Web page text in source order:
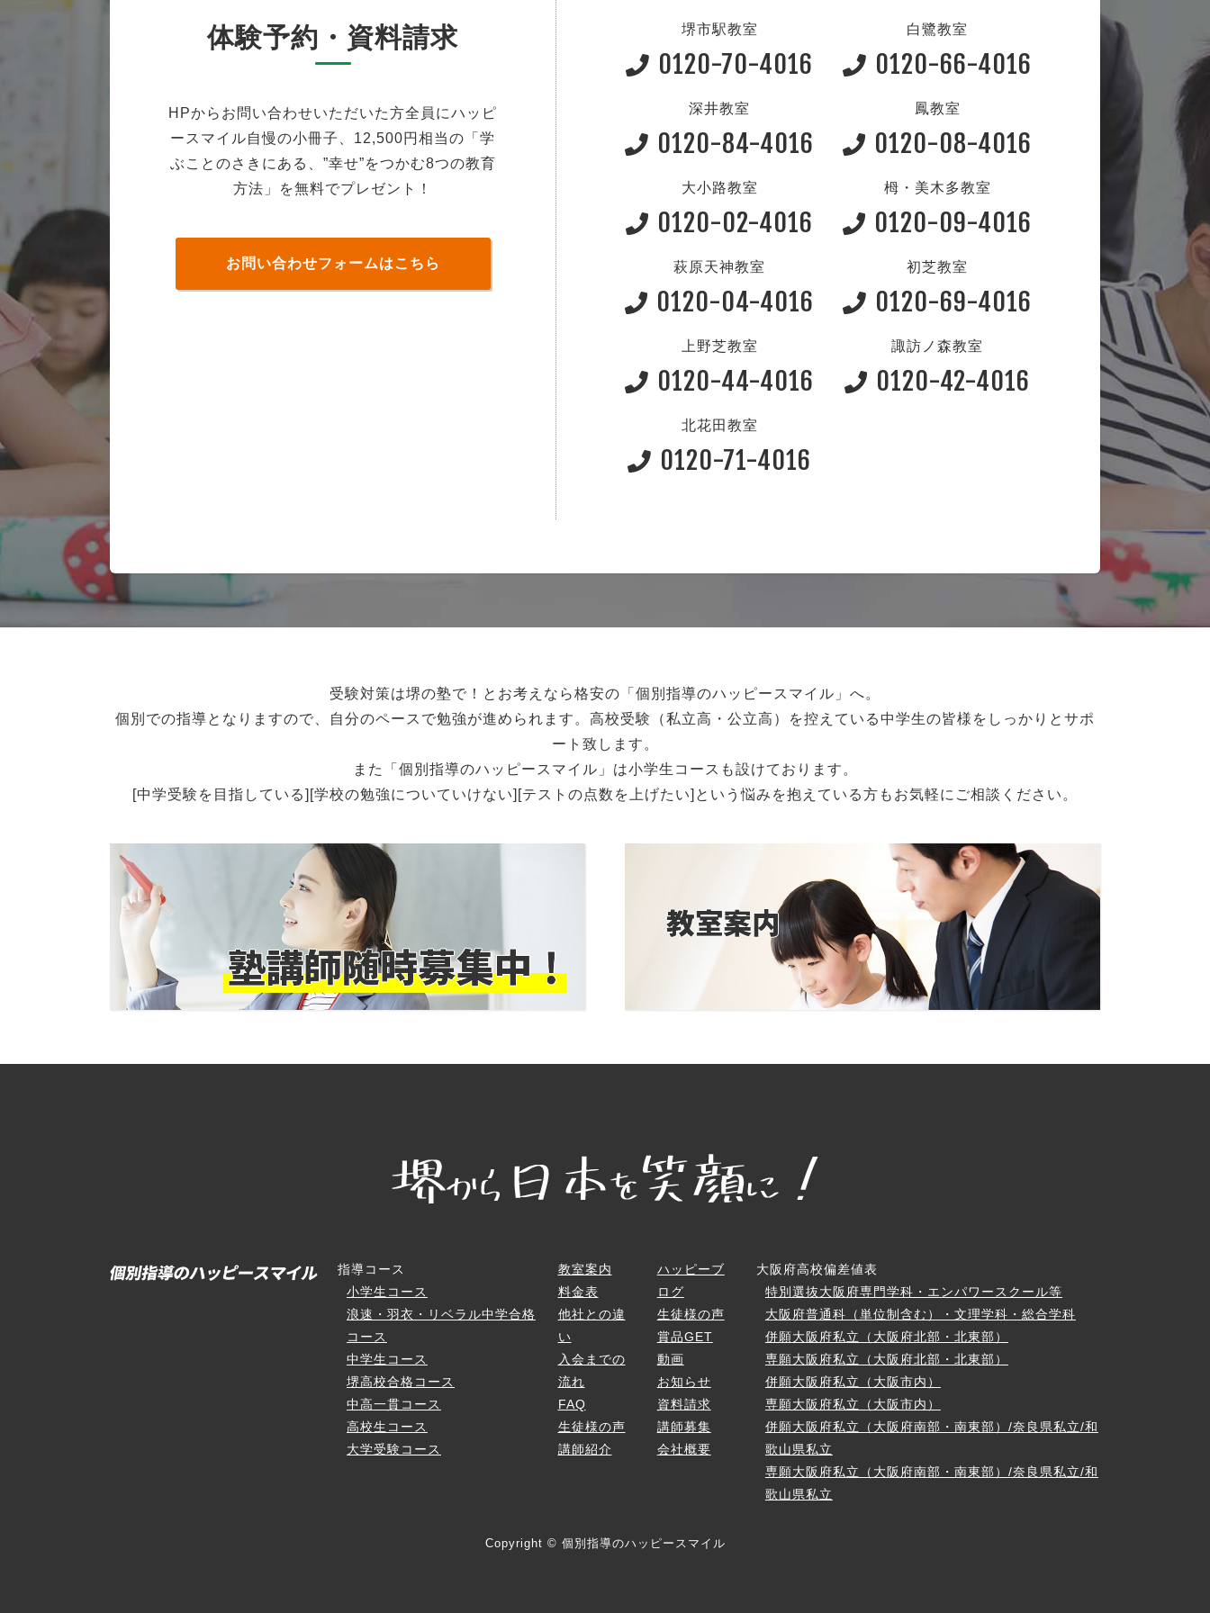
体験予約・資料請求
HPからお問い合わせいただいた方全員にハッピ
ースマイル自慢の小冊子、12,500円相当の「学
ぶことのさきにある、”幸せ”をつかむ8つの教育
方法」を無料でプレゼント！
お問い合わせフォームはこちら
堺市駅教室
0120-70-4016
白鷺教室
0120-66-4016
深井教室
0120-84-4016
鳳教室
0120-08-4016
大小路教室
0120-02-4016
栂・美木多教室
0120-09-4016
萩原天神教室
0120-04-4016
初芝教室
0120-69-4016
上野芝教室
0120-44-4016
諏訪ノ森教室
0120-42-4016
北花田教室
0120-71-4016
受験対策は堺の塾で！ とお考えなら格安の「個別指導のハッピースマイル」へ。
個別での指導となりますので、自分のペースで勉強が進められます。 高校受験（私立高・公立高）を控えている 中学生の皆様をしっかりとサポ
ート致します。
また「個別指導のハッピースマイル」は小学生コースも設けております。
[中学受験を目指している][学校の勉強についていけない][テストの点数を上げたい]という悩みを抱えている方もお気軽にご相談ください。
指導コース
小学生コース
浪速・羽衣・リベラル中学合格
コース
中学生コース
堺高校合格コース
中高一貫コース
高校生コース
大学受験コース
教室案内
料金表
他社との違
い
入会までの
流れ
FAQ
生徒様の声
講師紹介
ハッピーブ
ログ
生徒様の声
賞品GET
動画
お知らせ
資料請求
講師募集
会社概要
大阪府高校偏差値表
特別選抜大阪府専門学科・エンパワースクール等
大阪府普通科（単位制含む）・文理学科・総合学科
併願大阪府私立（大阪府北部・北東部）
専願大阪府私立（大阪府北部・北東部）
併願大阪府私立（大阪市内）
専願大阪府私立（大阪市内）
併願大阪府私立（大阪府南部・南東部）/奈良県私立/和
歌山県私立
専願大阪府私立（大阪府南部・南東部）/奈良県私立/和
歌山県私立
Copyright © 個別指導のハッピースマイル